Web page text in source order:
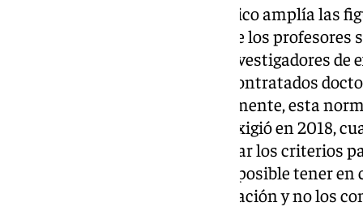
Además, el nuevo régimen jurídico amplía las
proceso, con la incorporación de los
completo, los asociados y los investigadores
profesores funcionarios, a los contratados
a los ayudantes doctores. Igualmente, esta
para presentarse, como así se exigió en 2018,
dos años, y contempla flexibilizar los criterios
reconocidos, de forma que será posible tener
fijados para docencia e investigación y no los